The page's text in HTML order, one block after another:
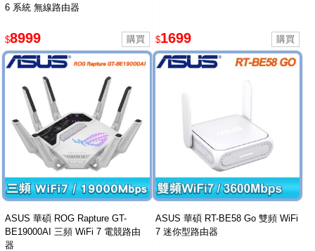
6 系統 無線路由器
$8999 $1699
ASUS 華碩 ROG Rapture GT-
BE19000AI 三頻 WiFi 7 電競路由
器
ASUS 華碩 RT-BE58 Go 雙頻 WiFi
7 迷你型路由器